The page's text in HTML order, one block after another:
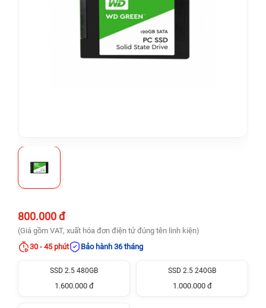
800.000 đ
(Giá gồm VAT, xuất hóa đơn điện tử đúng tên linh kiện)
30 - 45 phút
Bảo hành 36 tháng
SSD 2.5 480GB
1.600.000 đ
SSD 2.5 240GB
1.000.000 đ